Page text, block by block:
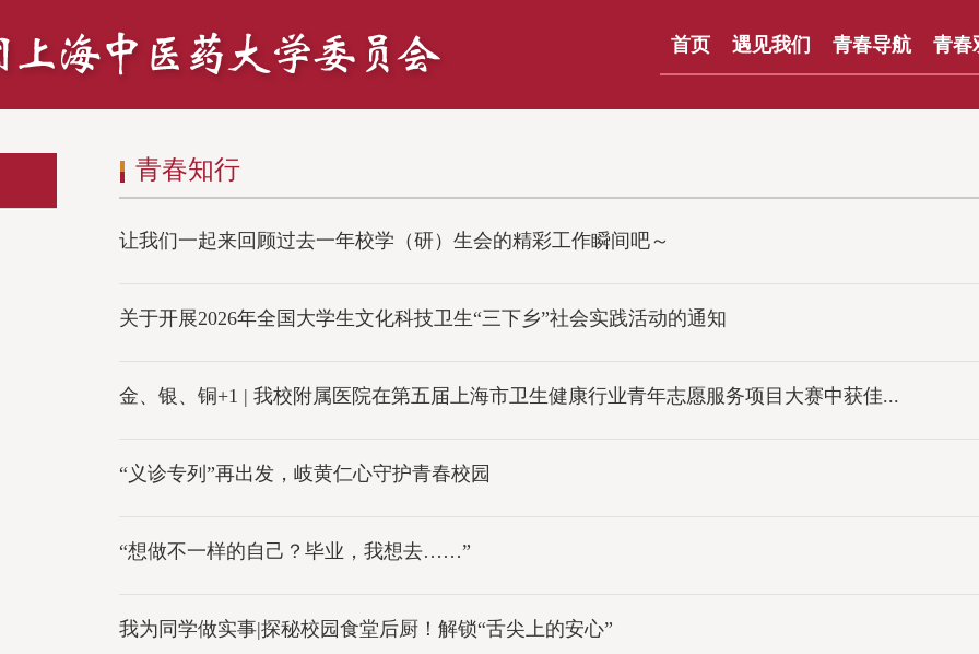
首页 遇见我们 青春导航 青春
青春知行
让我们一起来回顾过去一年校学（研）生会的精彩工作瞬间吧～
关于开展2026年全国大学生文化科技卫生“三下乡”社会实践活动的通知
金、银、铜+1 | 我校附属医院在第五届上海市卫生健康行业青年志愿服务项目大赛中获佳...
“义诊专列”再出发，岐黄仁心守护青春校园
“想做不一样的自己？毕业，我想去……”
我为同学做实事|探秘校园食堂后厨！解锁“舌尖上的安心”